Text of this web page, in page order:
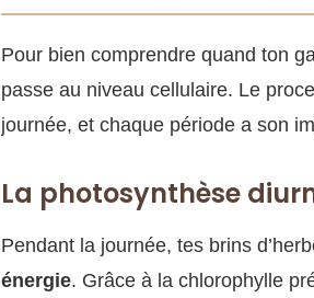
Pour bien comprendre quand ton
passe au niveau cellulaire. Le
journée, et chaque période a son
La photosynthèse
Pendant la journée, tes brins
énergie. Grâce à la chlorophylle